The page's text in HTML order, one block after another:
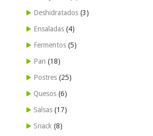
Deshidratados (3)
Ensaladas (4)
Fermentos (5)
Pan (18)
Postres (25)
Quesos (6)
Salsas (17)
Snack (8)